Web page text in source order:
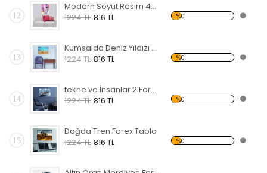
12
Modern Soyut Resim 45 Forex Tablo
1224 TL 816 TL %0
13
Kumsalda Deniz Yıldızı Forex Tablo
1224 TL 816 TL %0
14
tekne ve İnsanlar 2 Forex Tablo
1224 TL 816 TL %0
15
Dağda Tren Forex Tablo
1224 TL 816 TL %0